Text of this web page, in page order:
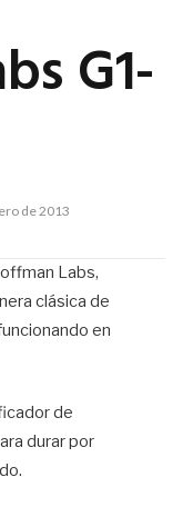
G1-
de 2013
Labs,
clásica de
en
de
durar por